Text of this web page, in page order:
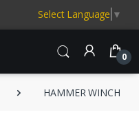
Select Language ▼
0
HAMMER WINCH